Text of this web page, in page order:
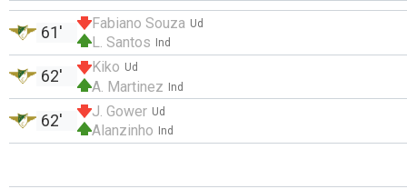
Ud
Fabiano Souza
Ind
L. Santos
61'
Ud
Kiko
Ind
A. Martinez
62'
Ud
J. Gower
Ind
Alanzinho
62'